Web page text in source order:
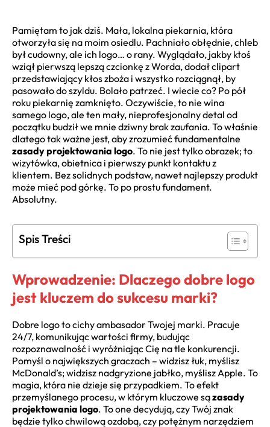
Pamiętam to jak dziś. Mała, lokalna piekarnia, która
otworzyła się na moim osiedlu. Pachniało obłędnie, chleb
był cudowny, ale ich logo… o rany. Wyglądało, jakby ktoś
wziął pierwszą lepszą czcionkę z Worda, dodał clipart
przedstawiający kłos zboża i wszystko rozciągnął, by
pasowało do szyldu. Bolało patrzeć. I wiecie co? Po pół
roku piekarnię zamknięto. Oczywiście, to nie wina
samego logo, ale ten mały, nieprofesjonalny detal od
początku budził we mnie dziwny brak zaufania. To właśnie
dlatego tak ważne jest, aby zrozumieć fundamentalne
zasady projektowania logo. To nie jest tylko obrazek; to
wizytówka, obietnica i pierwszy punkt kontaktu z
klientem. Bez solidnych podstaw, nawet najlepszy produkt
może mieć pod górkę. To po prostu fundament.
Absolutny.
Spis Treści
Wprowadzenie: Dlaczego dobre logo
jest kluczem do sukcesu marki?
Dobre logo to cichy ambasador Twojej marki. Pracuje
24/7, komunikując wartości firmy, budując
rozpoznawalność i wyróżniając Cię na tle konkurencji.
Pomyśl o największych graczach – widzisz łuk, myślisz
McDonald’s; widzisz nadgryzione jabłko, myślisz Apple. To
magia, która nie dzieje się przypadkiem. To efekt
przemyślanego procesu, w którym kluczowe sązasady
projektowania logo. To one decydują, czy Twój znak
będzie tylko chwilową ozdobą, czy potężnym narzędziem